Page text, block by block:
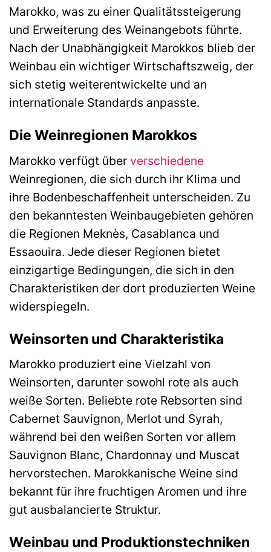
Marokko, was zu einer Qualitätssteigerung
und Erweiterung des Weinangebots führte.
Nach der Unabhängigkeit Marokkos blieb der
Weinbau ein wichtiger Wirtschaftszweig, der
sich stetig weiterentwickelte und an
internationale Standards anpasste.
Die Weinregionen Marokkos
Marokko verfügt über verschiedene
Weinregionen, die sich durch ihr Klima und
ihre Bodenbeschaffenheit unterscheiden. Zu
den bekanntesten Weinbaugebieten gehören
die Regionen Meknès, Casablanca und
Essaouira. Jede dieser Regionen bietet
einzigartige Bedingungen, die sich in den
Charakteristiken der dort produzierten Weine
widerspiegeln.
Weinsorten und Charakteristika
Marokko produziert eine Vielzahl von
Weinsorten, darunter sowohl rote als auch
weiße Sorten. Beliebte rote Rebsorten sind
Cabernet Sauvignon, Merlot und Syrah,
während bei den weißen Sorten vor allem
Sauvignon Blanc, Chardonnay und Muscat
hervorstechen. Marokkanische Weine sind
bekannt für ihre fruchtigen Aromen und ihre
gut ausbalancierte Struktur.
Weinbau und Produktionstechniken